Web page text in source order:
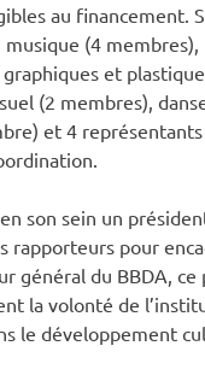
au financement.
musique (4
et
(2 membres),
et 4 représentants
son sein un
rapporteurs pour
général du BBDA, ce
la volonté de
le développement